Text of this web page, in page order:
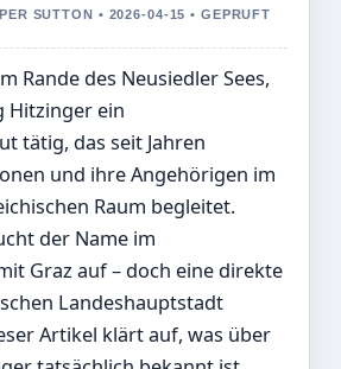
SUTTON • 2026-04-15 • GEPRUFT
Rande des Neusiedler Sees,
Hitzinger ein
tätig, das seit Jahren
und ihre Angehörigen im
Raum begleitet.
der Name im
Graz auf – doch eine direkte
Landeshauptstadt
Artikel klärt auf, was über